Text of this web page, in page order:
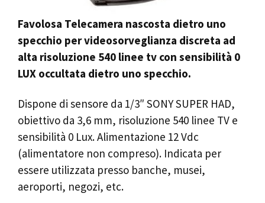
Favolosa Telecamera nascosta dietro uno
specchio per videosorveglianza discreta ad
alta risoluzione 540 linee tv con sensibilità 0
LUX occultata dietro uno specchio.
Dispone di sensore da 1/3″ SONY SUPER HAD,
obiettivo da 3,6 mm, risoluzione 540 linee TV e
sensibilità 0 Lux. Alimentazione 12 Vdc
(alimentatore non compreso). Indicata per
essere utilizzata presso banche, musei,
aeroporti, negozi, etc.